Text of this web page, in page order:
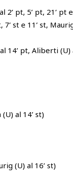
pt, 5’ pt, 21’ pt e
st e 11’ st,
14’ pt, Aliberti (U)
al 14’ st)
(U) al 16’ st)